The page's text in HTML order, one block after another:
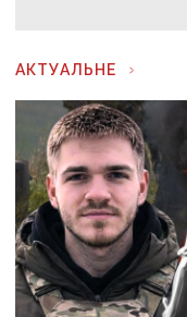
АКТУАЛЬНЕ